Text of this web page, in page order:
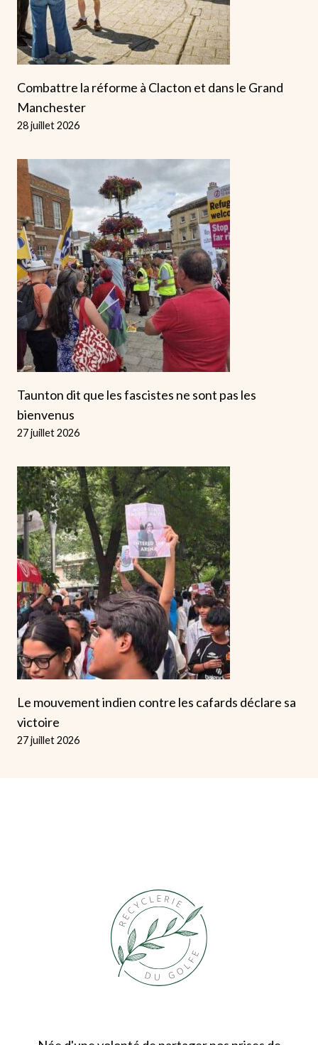
Combattre la réforme à Clacton et dans le Grand
Manchester
28 juillet 2026
Taunton dit que les fascistes ne sont pas les
bienvenus
27 juillet 2026
Le mouvement indien contre les cafards déclare sa
victoire
27 juillet 2026